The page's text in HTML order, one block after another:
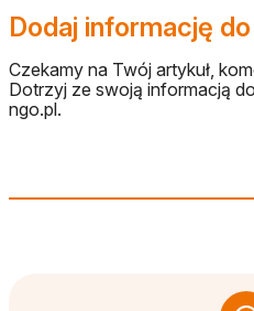
Dodaj informację
Czekamy na Twój artykuł,
Dotrzyj ze swoją informacją
ngo.pl.